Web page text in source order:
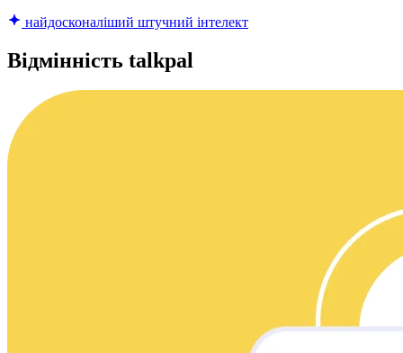
найдосконаліший штучний інтелект
Відмінність talkpal